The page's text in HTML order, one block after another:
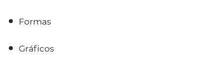
Formas
Gráficos